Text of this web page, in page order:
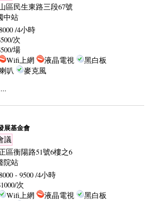
區民生東路三段67號
中站
/4小時
次
場
Wifi上網 液晶電視
黑白板
叭
麥克風
展基金會
議
區衡陽路51號6樓之6
院站
- 9500 /4小時
次
Wifi上網 液晶電視
黑白板